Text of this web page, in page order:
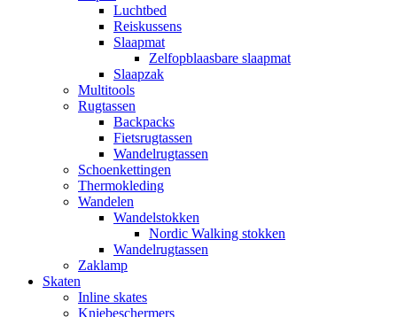
Luchtbed
Reiskussens
Slaapmat
Zelfopblaasbare slaapmat
Slaapzak
Multitools
Rugtassen
Backpacks
Fietsrugtassen
Wandelrugtassen
Schoenkettingen
Thermokleding
Wandelen
Wandelstokken
Nordic Walking stokken
Wandelrugtassen
Zaklamp
Skaten
Inline skates
Kniebeschermers